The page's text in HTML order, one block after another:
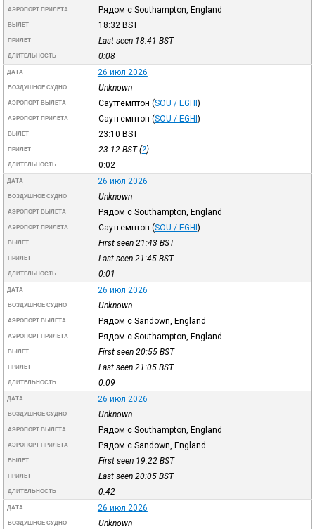
АЭРОПОРТ ПРИЛЕТА Рядом с Southampton, England
ВЫЛЕТ 18:32 BST
ПРИЛЕТ Last seen 18:41 BST
ДЛИТЕЛЬНОСТЬ 0:08
ДАТА 26 июл 2026
ВОЗДУШНОЕ СУДНО Unknown
АЭРОПОРТ ВЫЛЕТА Саутгемптон (SOU / EGHI)
АЭРОПОРТ ПРИЛЕТА Саутгемптон (SOU / EGHI)
ВЫЛЕТ 23:10 BST
ПРИЛЕТ 23:12 BST(?)
ДЛИТЕЛЬНОСТЬ 0:02
ДАТА 26 июл 2026
ВОЗДУШНОЕ СУДНО Unknown
АЭРОПОРТ ВЫЛЕТА Рядом с Southampton, England
АЭРОПОРТ ПРИЛЕТА Саутгемптон (SOU / EGHI)
ВЫЛЕТ First seen 21:43 BST
ПРИЛЕТ Last seen 21:45 BST
ДЛИТЕЛЬНОСТЬ 0:01
ДАТА 26 июл 2026
ВОЗДУШНОЕ СУДНО Unknown
АЭРОПОРТ ВЫЛЕТА Рядом с Sandown, England
АЭРОПОРТ ПРИЛЕТА Рядом с Southampton, England
ВЫЛЕТ First seen 20:55 BST
ПРИЛЕТ Last seen 21:05 BST
ДЛИТЕЛЬНОСТЬ 0:09
ДАТА 26 июл 2026
ВОЗДУШНОЕ СУДНО Unknown
АЭРОПОРТ ВЫЛЕТА Рядом с Southampton, England
АЭРОПОРТ ПРИЛЕТА Рядом с Sandown, England
ВЫЛЕТ First seen 19:22 BST
ПРИЛЕТ Last seen 20:05 BST
ДЛИТЕЛЬНОСТЬ 0:42
ДАТА 26 июл 2026
ВОЗДУШНОЕ СУДНО Unknown